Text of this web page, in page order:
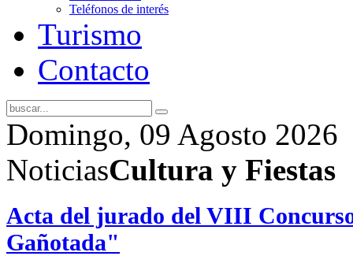
Teléfonos de interés
Turismo
Contacto
Domingo, 09 Agosto 2026
NoticiasCultura y Fiestas
Acta del jurado del VIII
Gañotada"